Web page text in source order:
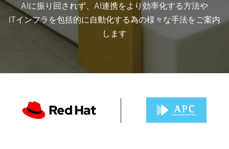
AIに振り回されず、AI連携をより効率化する方法や
ITインフラを包括的に自動化する為の様々な手法をご案内
します